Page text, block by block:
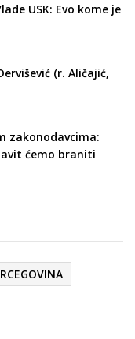
USK: Evo kome je
(r. Aličajić,
zakonodavcima:
ćemo braniti